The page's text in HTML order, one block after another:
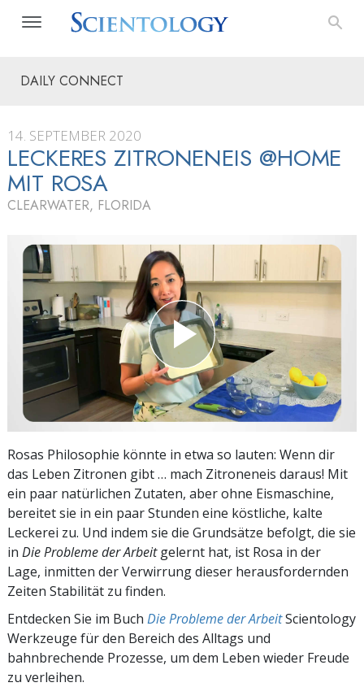
DAILY CONNECT
14. SEPTEMBER 2020
LECKERES ZITRONENEIS @HOME
MIT ROSA
CLEARWATER, FLORIDA
Rosas Philosophie könnte in etwa so lauten: Wenn dir
das Leben Zitronen gibt … mach Zitroneneis daraus! Mit
ein paar natürlichen Zutaten, aber ohne Eismaschine,
bereitet sie in ein paar Stunden eine köstliche, kalte
Leckerei zu. Und indem sie die Grundsätze befolgt, die sie
in Die Probleme der Arbeitgelernt hat, ist Rosa in der
Lage, inmitten der Verwirrung dieser herausfordernden
Zeiten Stabilität zu finden.
Entdecken Sie im Buch Die Probleme der ArbeitScientology
Werkzeuge für den Bereich des Alltags und
bahnbrechende Prozesse, um dem Leben wieder Freude
zu verleihen.